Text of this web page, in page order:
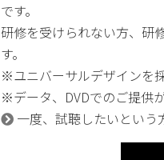
です。
研修を受けられない方、研
す。
※ユニバーサルデザインを
※データ、DVDでのご提供が
一度、試聴したいという